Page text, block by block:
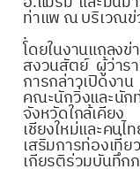
ท่าแพ ณ บริเวณข่
.
โดยในงานแถล
สงวนสัตย์ ผู้ว่ารา
การกล่าวเปิดง
คณะนักวิ่งและนัก
จังหวัดใกล้เคีย
เชียงใหม่และคน
เสริมการท่องเ
เกียรติร่วมบันทึก